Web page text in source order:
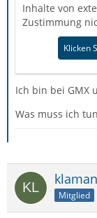
Inhalte von
Zustimmung
Klicken
Ich bin bei GMX
Was muss ich
klaman
Mitglied